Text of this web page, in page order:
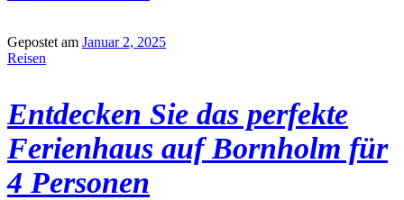
Gepostet am Januar 2, 2025
Reisen
Entdecken Sie das perfekte
Ferienhaus auf Bornholm für
4 Personen